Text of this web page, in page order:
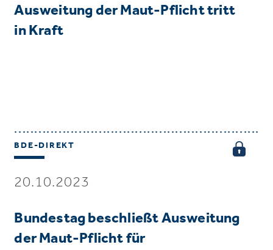
Ausweitung der Maut-Pflicht tritt
in Kraft
BDE-DIREKT
20.10.2023
Bundestag beschließt Ausweitung
der Maut-Pflicht für